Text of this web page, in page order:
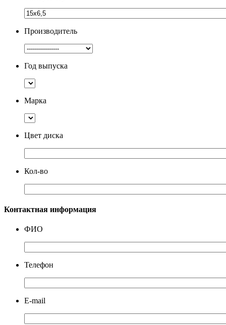
Производитель
Год выпуска
Марка
Цвет диска
Кол-во
Контактная информация
ФИО
Телефон
E-mail